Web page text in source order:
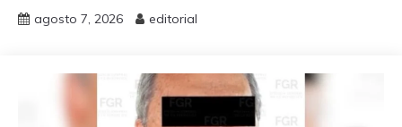
agosto 7, 2026 editorial